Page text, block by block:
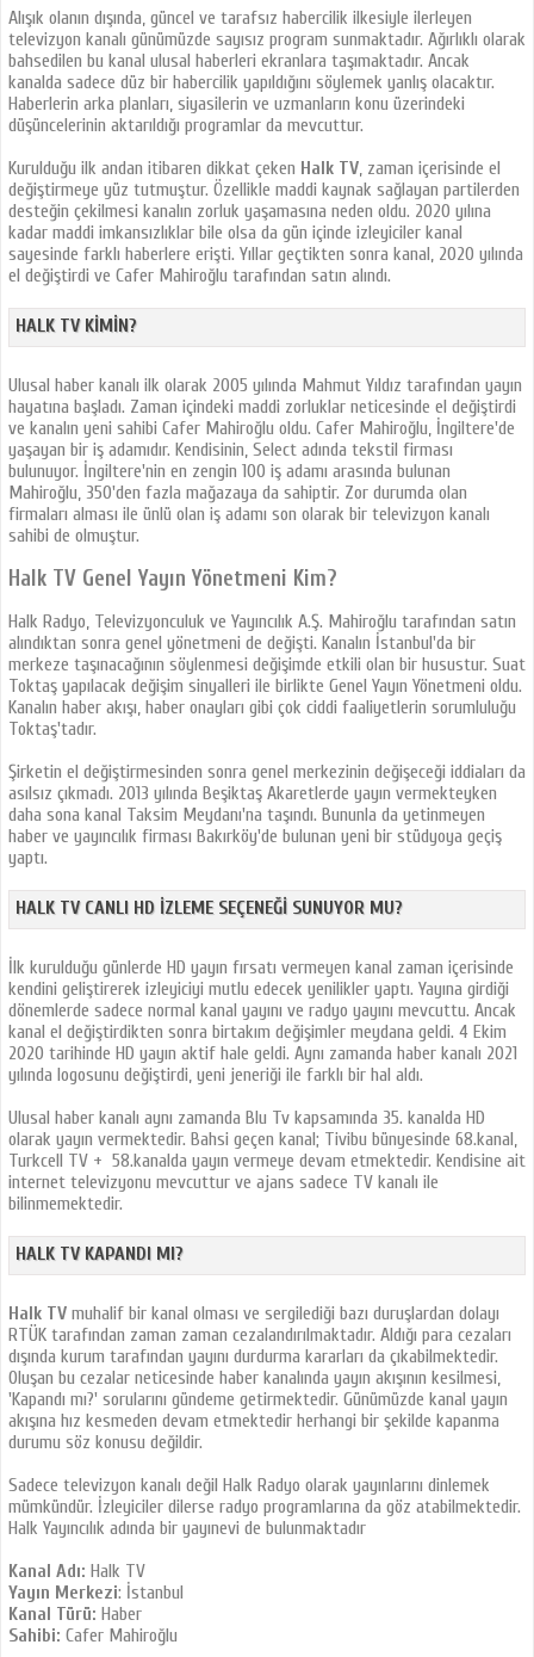
Alışık olanın dışında, güncel ve tarafsız habercilik ilkesiyle ilerleyen
televizyon kanalı günümüzde sayısız program sunmaktadır. Ağırlıklı olarak
bahsedilen bu kanal ulusal haberleri ekranlara taşımaktadır. Ancak
kanalda sadece düz bir habercilik yapıldığını söylemek yanlış olacaktır.
Haberlerin arka planları, siyasilerin ve uzmanların konu üzerindeki
düşüncelerinin aktarıldığı programlar da mevcuttur.
Kurulduğu ilk andan itibaren dikkat çeken Halk TV, zaman içerisinde el
değiştirmeye yüz tutmuştur. Özellikle maddi kaynak sağlayan partilerden
desteğin çekilmesi kanalın zorluk yaşamasına neden oldu. 2020 yılına
kadar maddi imkansızlıklar bile olsa da gün içinde izleyiciler kanal
sayesinde farklı haberlere erişti. Yıllar geçtikten sonra kanal, 2020 yılında
el değiştirdi ve Cafer Mahiroğlu tarafından satın alındı.
HALK TV KIMIN?
Ulusal haber kanalı ilk olarak 2005 yılında Mahmut Yıldız tarafından yayın
hayatına başladı. Zaman içindeki maddi zorluklar neticesinde el değiştirdi
ve kanalın yeni sahibi Cafer Mahiroğlu oldu. Cafer Mahiroğlu, İngiltere'de
yaşayan bir iş adamıdır. Kendisinin, Select adında tekstil firması
bulunuyor. İngiltere'nin en zengin 100 iş adamı arasında bulunan
Mahiroğlu, 350'den fazla mağazaya da sahiptir. Zor durumda olan
firmaları alması ile ünlü olan iş adamı son olarak bir televizyon kanalı
sahibi de olmuştur.
Halk TV Genel Yayın Yönetmeni Kim?
Halk Radyo, Televizyonculuk ve Yayıncılık A.Ş. Mahiroğlu tarafından satın
alındıktan sonra genel yönetmeni de değişti. Kanalın İstanbul'da bir
merkeze taşınacağının söylenmesi değişimde etkili olan bir husustur. Suat
Toktaş yapılacak değişim sinyalleri ile birlikte Genel Yayın Yönetmeni oldu.
Kanalın haber akışı, haber onayları gibi çok ciddi faaliyetlerin sorumluluğu
Toktaş'tadır.
Şirketin el değiştirmesinden sonra genel merkezinin değişeceği iddiaları da
asılsız çıkmadı. 2013 yılında Beşiktaş Akaretlerde yayın vermekteyken
daha sona kanal Taksim Meydanı'na taşındı. Bununla da yetinmeyen
haber ve yayıncılık firması Bakırköy'de bulunan yeni bir stüdyoya geçiş
yaptı.
HALK TV CANLI HD İZLEME SEÇENEĞI SUNUYOR MU?
İlk kurulduğu günlerde HD yayın fırsatı vermeyen kanal zaman içerisinde
kendini geliştirerek izleyiciyi mutlu edecek yenilikler yaptı. Yayına girdiği
dönemlerde sadece normal kanal yayını ve radyo yayını mevcuttu. Ancak
kanal el değiştirdikten sonra birtakım değişimler meydana geldi. 4 Ekim
2020 tarihinde HD yayın aktif hale geldi. Aynı zamanda haber kanalı 2021
yılında logosunu değiştirdi, yeni jeneriği ile farklı bir hal aldı.
Ulusal haber kanalı aynı zamanda Blu Tv kapsamında 35. kanalda HD
olarak yayın vermektedir. Bahsi geçen kanal; Tivibu bünyesinde 68.kanal,
Turkcell TV + 58.kanalda yayın vermeye devam etmektedir. Kendisine ait
internet televizyonu mevcuttur ve ajans sadece TV kanalı ile
bilinmemektedir.
HALK TV KAPANDI MI?
Halk TV muhalif bir kanal olması ve sergilediği bazı duruşlardan dolayı
RTÜK tarafından zaman zaman cezalandırılmaktadır. Aldığı para cezaları
dışında kurum tarafından yayını durdurma kararları da çıkabilmektedir.
Oluşan bu cezalar neticesinde haber kanalında yayın akışının kesilmesi,
'Kapandı mı?' sorularını gündeme getirmektedir. Günümüzde kanal yayın
akışına hız kesmeden devam etmektedir herhangi bir şekilde kapanma
durumu söz konusu değildir.
Sadece televizyon kanalı değil Halk Radyo olarak yayınlarını dinlemek
mümkündür. İzleyiciler dilerse radyo programlarına da göz atabilmektedir.
Halk Yayıncılık adında bir yayınevi de bulunmaktadır
Kanal Adı: Halk TV
Yayın Merkezi: İstanbul
Kanal Türü: Haber
Sahibi: Cafer Mahiroğlu